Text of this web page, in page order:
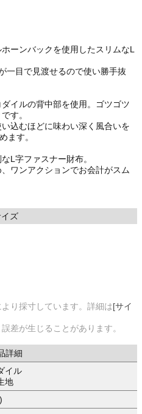
ーンバックを使用したスリムなL
一目で見渡せるので使い勝手抜
イルの背中部を使用。ゴツゴツ
す。
込むほどに味わい深く風合いを
ます。
L字ファスナー財布。
ワンアクションでお会計がスム
ズ
り採寸しています。詳細は[サイ
差が生じることがあります。
詳細
イル
地